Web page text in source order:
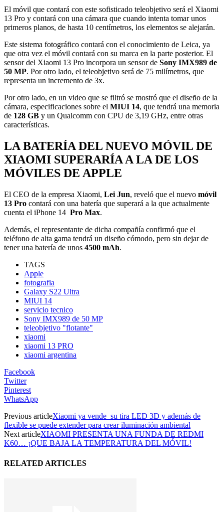
El móvil que contará con este sofisticado teleobjetivo será el Xiaomi
13 Pro y contará con una cámara que cuando intenta tomar unos
primeros planos, de hasta 10 centímetros, los elementos se alejarán.
Este sistema fotográfico contará con el conocimiento de Leica, ya
que otra vez el móvil contará con su marca en la parte posterior. El
sensor del Xiaomi 13 Pro incorpora un sensor de Sony IMX989 de
50 MP. Por otro lado, el teleobjetivo será de 75 milímetros, que
representa un incremento de 3x.
Por otro lado, en un video que se filtró se mostró que el diseño de la
cámara, especificaciones sobre el MIUI 14, que tendrá una memoria
de 128 GB y un Qualcomm con CPU de 3,19 GHz, entre otras
características.
LA BATERÍA DEL NUEVO MÓVIL DE
XIAOMI SUPERARÍA A LA DE LOS
MÓVILES DE APPLE
El CEO de la empresa Xiaomi, Lei Jun, reveló que el nuevo móvil
13 Pro contará con una batería que superará a la que actualmente
cuenta el iPhone 14 Pro Max.
Además, el representante de dicha compañía confirmó que el
teléfono de alta gama tendrá un diseño cómodo, pero sin dejar de
tener una batería de unos 4500 mAh.
TAGS
Apple
fotografia
Galaxy S22 Ultra
MIUI 14
servicio tecnico
Sony IMX989 de 50 MP
teleobjetivo "flotante"
xiaomi
xiaomi 13 PRO
xiaomi argentina
Facebook
Twitter
Pinterest
WhatsApp
Previous articleXiaomi ya vende su tira LED 3D y además de
flexible se puede extender para crear iluminación ambiental
Next articleXIAOMI PRESENTA UNA FUNDA DE REDMI
K60… ¡QUE BAJA LA TEMPERATURA DEL MÓVIL!
RELATED ARTICLES